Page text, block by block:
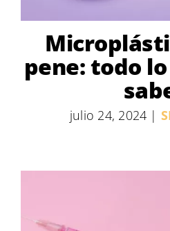
pene: todo
julio 24, 2024 |